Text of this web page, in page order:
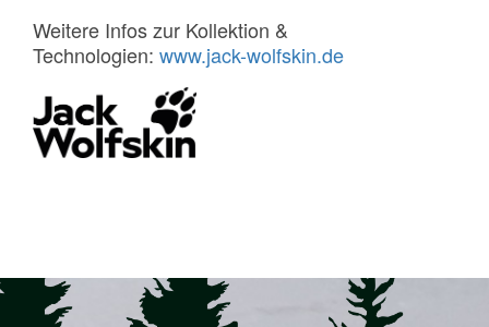
Weitere Infos zur Kollektion &
Technologien: www.jack-wolfskin.de